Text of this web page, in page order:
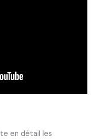
en détail les